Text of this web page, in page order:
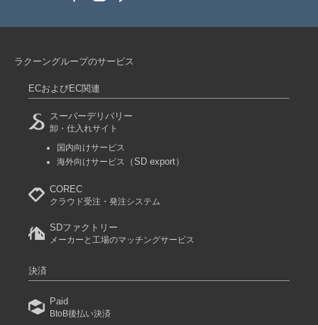
ラクーングループのサービス
ECおよびEC関連
スーパーデリバリー
卸・仕入れサイト
国内向けサービス
海外向けサービス
（SD export）
COREC
クラウド受注・発注システム
SDファクトリー
メーカーと工場のマッチングサービス
決済
Paid
BtoB後払い決済